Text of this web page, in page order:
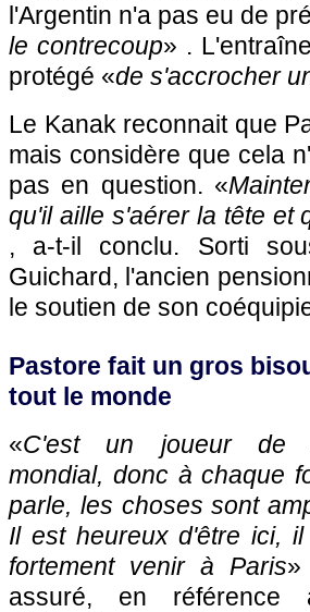
l'Argentin n'a pas eu de
le contrecoup» .
protégé «de s'accrocher
Le Kanak reconnait que
mais considère que cela
pas en question. «
qu'il aille s'aérer la tête et
, a-t-il conclu. Sorti
Guichard, l'ancien
le soutien de son
Pastore fait un gros
tout le monde
«C'est un joueur de
mondial, donc à chaque
parle, les choses sont
Il est heureux d'être ici, il
fortement venir à Paris»
assuré, en référence